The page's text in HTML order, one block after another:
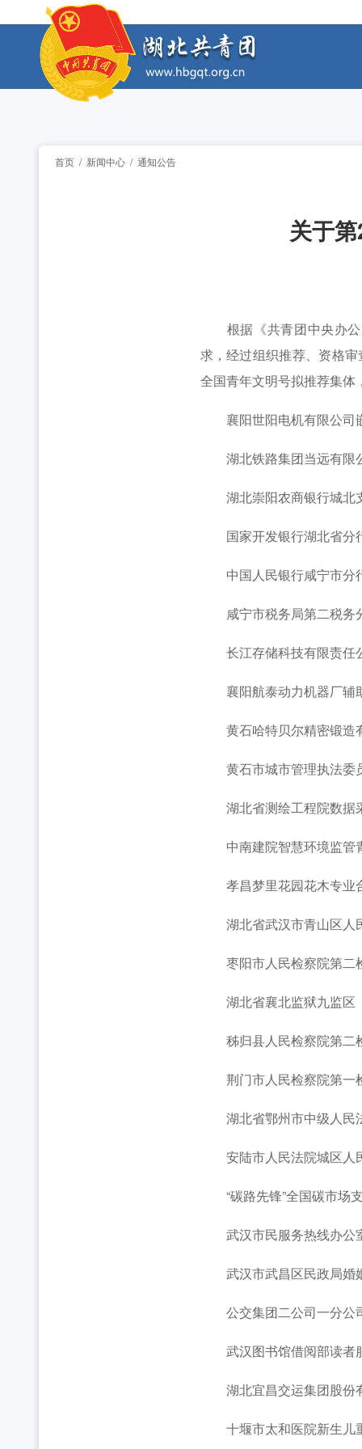
工作动态
全省中学团组织书记培训班举办 [2026-07-
工作动态
工作动态
2026年“湖北工匠杯”技能大赛——全省青年
全省中学团组织书记培训班举办 [2026-07-
首页 / 新闻中心 / 通知公告
关于
根据《共青团中央办公
求，经过组织推荐、资格
全国青年文明号拟推荐集
襄阳世阳电机有限公司
湖北铁路集团当远有限
湖北崇阳农商银行城北
国家开发银行湖北省分
中国人民银行咸宁市分
咸宁市税务局第二税务
长江存储科技有限责任
襄阳航泰动力机器厂辅
黄石哈特贝尔精密锻造
黄石市城市管理执法委
湖北省测绘工程院数据
中南建院智慧环境监管
孝昌梦里花园花木专业
湖北省武汉市青山区人
枣阳市人民检察院第二
湖北省襄北监狱九监区
秭归县人民检察院第二
荆门市人民检察院第一
湖北省鄂州市中级人民
安陆市人民法院城区人
“碳路先锋”全国碳市场
武汉市民服务热线办公
武汉市武昌区民政局婚
公交集团二公司一分公
武汉图书馆借阅部读者
湖北宜昌交运集团股份
十堰市太和医院新生儿